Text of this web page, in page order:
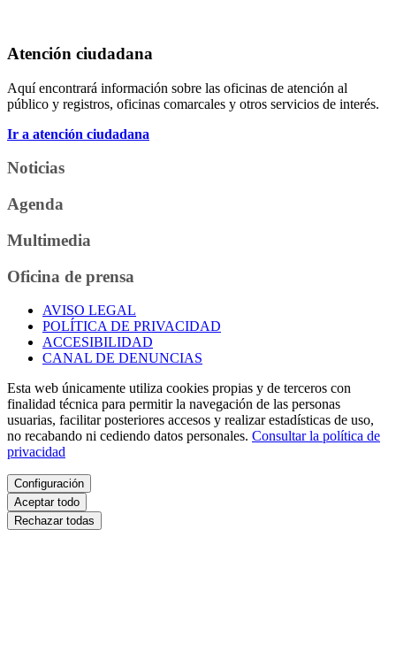
Atención ciudadana
Aquí encontrará información sobre las oficinas de atención al
público y registros, oficinas comarcales y otros servicios de interés.
Ir a atención ciudadana
Noticias
Agenda
Multimedia
Oficina de prensa
AVISO LEGAL
POLÍTICA DE PRIVACIDAD
ACCESIBILIDAD
CANAL DE DENUNCIAS
Esta web únicamente utiliza cookies propias y de terceros con
finalidad técnica para permitir la navegación de las personas
usuarias, facilitar posteriores accesos y realizar estadísticas de uso,
no recabando ni cediendo datos personales. Consultar la política de
privacidad
Configuración
Aceptar todo
Rechazar todas